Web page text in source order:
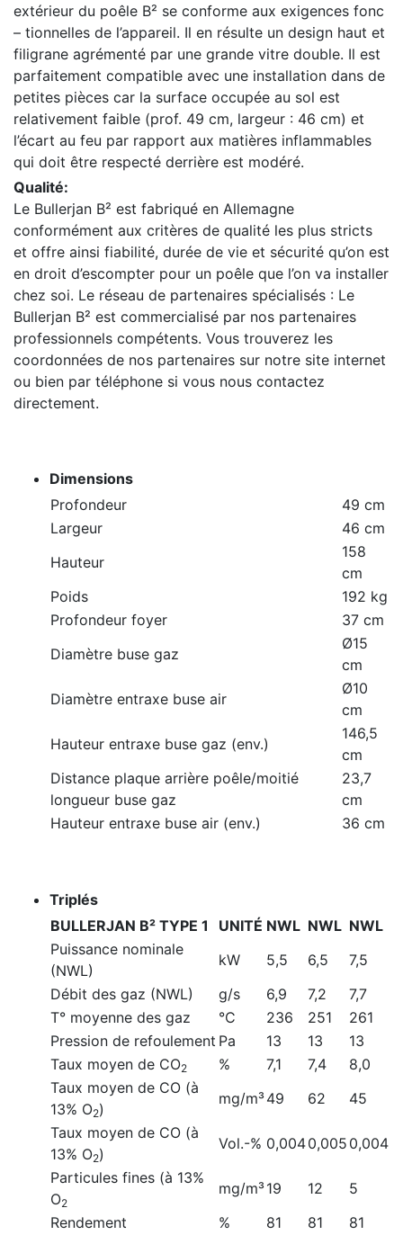
extérieur du poêle B² se conforme aux exigences fonc
– tionnelles de l’appareil. Il en résulte un design haut et
filigrane agrémenté par une grande vitre double. Il est
parfaitement compatible avec une installation dans de
petites pièces car la surface occupée au sol est
relativement faible (prof. 49 cm, largeur : 46 cm) et
l’écart au feu par rapport aux matières inflammables
qui doit être respecté derrière est modéré.
Qualité:
Le Bullerjan B² est fabriqué en Allemagne
conformément aux critères de qualité les plus stricts
et offre ainsi fiabilité, durée de vie et sécurité qu’on est
en droit d’escompter pour un poêle que l’on va installer
chez soi. Le réseau de partenaires spécialisés : Le
Bullerjan B² est commercialisé par nos partenaires
professionnels compétents. Vous trouverez les
coordonnées de nos partenaires sur notre site internet
ou bien par téléphone si vous nous contactez
directement.
Dimensions
Profondeur
49 cm
Largeur
46 cm
Hauteur
158
cm
Poids
192 kg
Profondeur foyer
37 cm
Diamètre buse gaz
Ø15
cm
Diamètre entraxe buse air
Ø10
cm
Hauteur entraxe buse gaz (env.)
146,5
cm
Distance plaque arrière poêle/moitié
longueur buse gaz
23,7
cm
Hauteur entraxe buse air (env.)
36 cm
Triplés
BULLERJAN B² TYPE 1
UNITÉ NWL NWL NWL
Puissance nominale
(NWL)
kW 5,5 6,5
7,5
Débit des gaz (NWL)
g/s 6,9 7,2
7,7
T° moyenne des gaz
°C 236 251
261
Pression de refoulement Pa 13 13
13
Taux moyen de CO2 % 7,1 7,4
8,0
Taux moyen de CO (à
13% O2)
mg/m³49 62
45
Taux moyen de CO (à
13% O2)
Vol.-% 0,0040,005 0,004
Particules fines (à 13%
O2
mg/m³19 12
5
Rendement
% 81 81 81